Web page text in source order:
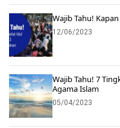
Wajib Tahu!
12/06/2023
Wajib Tahu! 7
Agama Islam
05/04/2023